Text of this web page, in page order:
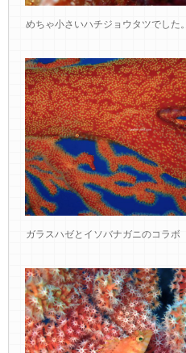
めちゃ小さいハチジョウタツでした。
ガラスハゼとイソバナガニのコラボ